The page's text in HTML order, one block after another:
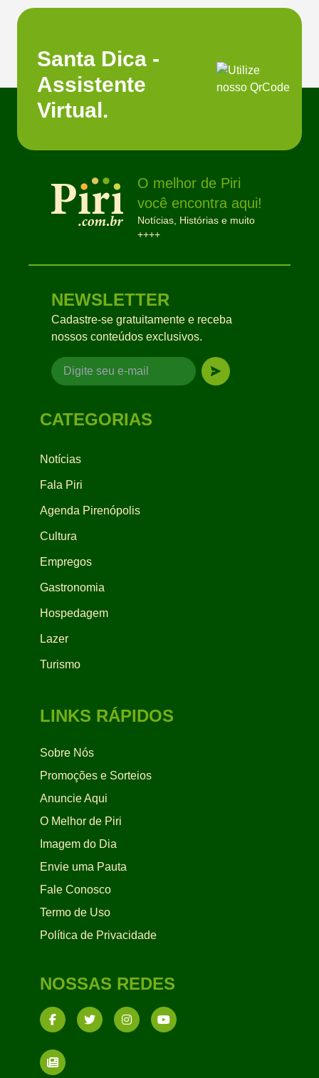
Santa Dica -
Assistente
Virtual.
O melhor de Piri
você encontra aqui!
Notícias, Histórias e muito
++++
NEWSLETTER
Cadastre-se gratuitamente e receba
nossos conteúdos exclusivos.
CATEGORIAS
Notícias
Fala Piri
Agenda Pirenópolis
Cultura
Empregos
Gastronomia
Hospedagem
Lazer
Turismo
LINKS RÁPIDOS
Sobre Nós
Promoções e Sorteios
Anuncie Aqui
O Melhor de Piri
Imagem do Dia
Envie uma Pauta
Fale Conosco
Termo de Uso
Política de Privacidade
NOSSAS REDES